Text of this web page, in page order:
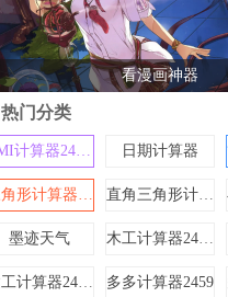
看漫画神器
热门分类
BMI计算器24528 日期计算器
三角形计算器24612 直角三角形计算器
墨迹天气 木工计算器24510
建工计算器24612 多多计算器2459